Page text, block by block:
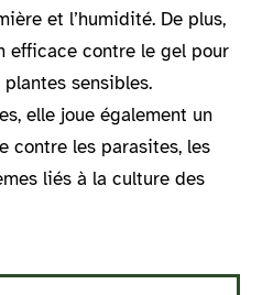
et l’humidité. De plus,
efficace contre le gel pour
sensibles.
elle joue également un
contre les parasites, les
liés à la culture des